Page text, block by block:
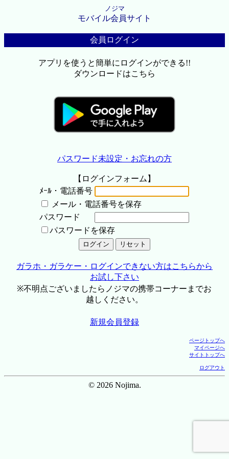
ノジマ
モバイル会員サイト
会員ログイン
アプリを使うと簡単にログインができる!!
ダウンロードはこちら
パスワード未設定・お忘れの方
【ログインフォーム】
ﾒｰﾙ・電話番号
メール・電話番号を保存
パスワード
パスワードを保存
ガラホ・ガラケー・ログインできない方はこちらから
お試し下さい
※不明点ございましたらノジマの携帯コーナーまでお
越しください。
新規会員登録
ページトップへ
マイページへ
サイトトップへ
ログアウト
© 2026 Nojima.